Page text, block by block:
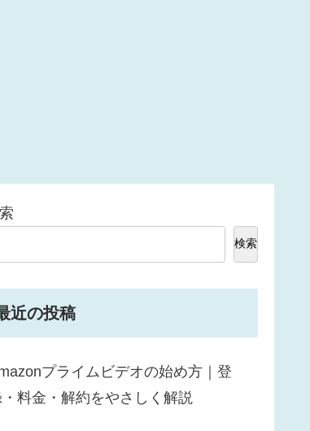
検索
近の投稿
プライムビデオの始め方｜登
料金・解約をやさしく解説